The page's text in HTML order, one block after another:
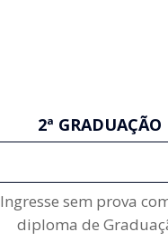
2ª GRADUAÇÃO
Ingresse sem prova
diploma de